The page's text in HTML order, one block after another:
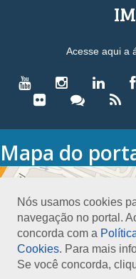
Nós usamos cookies
navegação no portal.
concorda com a
Cookies. Para mais
Se você concorda,
Acesse aqui a
Mapa do
HOME
Conselho Diretor
Nossa Sede
Planejamento
Organograma
Medalha João Lyra